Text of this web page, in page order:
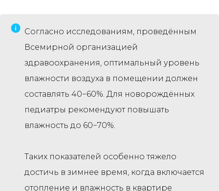
Согласно исследованиям, проведённым
Всемирной организацией
здравоохранения, оптимальный уровень
влажности воздуха в помещении должен
составлять 40−60%. Для новорождённых
педиатры рекомендуют повышать
влажность до 60−70%.
Таких показателей особенно тяжело
достичь в зимнее время, когда включается
отопление и влажность в квартире